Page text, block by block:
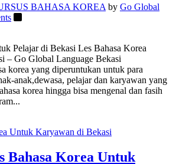
BAHASA KOREA by Go Global
Pelajar di Bekasi Les Bahasa Korea
– Go Global Language Bekasi
korea yang diperuntukan untuk para
anak,dewasa, pelajar dan karyawan yang
korea hingga bisa mengenal dan fasih
Bahasa Korea Untuk